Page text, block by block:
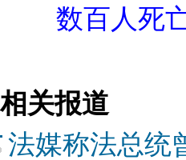
数百人死
相关报道
法媒称法总统